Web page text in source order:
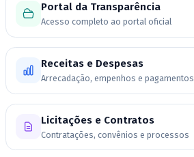
Portal da Transparência
Acesso completo ao portal oficial
Receitas e Despesas
Arrecadação, empenhos e pagamentos
Licitações e Contratos
Contratações, convênios e processos